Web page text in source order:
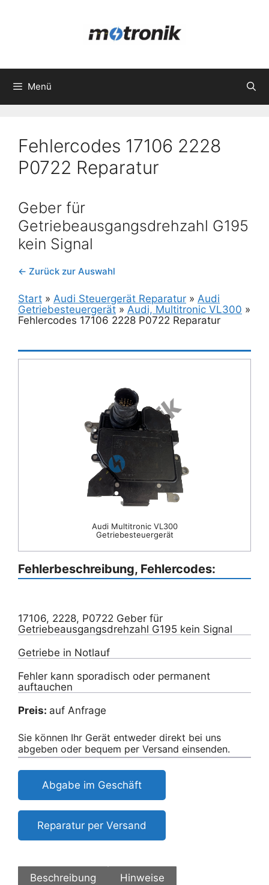
Menü
Fehlercodes 17106 2228
P0722 Reparatur
Geber für
Getriebeausgangsdrehzahl G195
kein Signal
← Zurück zur Auswahl
Start » Audi Steuergerät Reparatur » Audi
Getriebesteuergerät » Audi, Multitronic VL300 »
Fehlercodes 17106 2228 P0722 Reparatur
Audi Multitronic VL300
Getriebesteuergerät
Fehlerbeschreibung, Fehlercodes:
17106, 2228, P0722 Geber für
Getriebeausgangsdrehzahl G195 kein Signal
Getriebe in Notlauf
Fehler kann sporadisch oder permanent
auftauchen
Preis: auf Anfrage
Sie können Ihr Gerät entweder direkt bei uns
abgeben oder bequem per Versand einsenden.
Abgabe im Geschäft
Reparatur per Versand
Beschreibung
Hinweise